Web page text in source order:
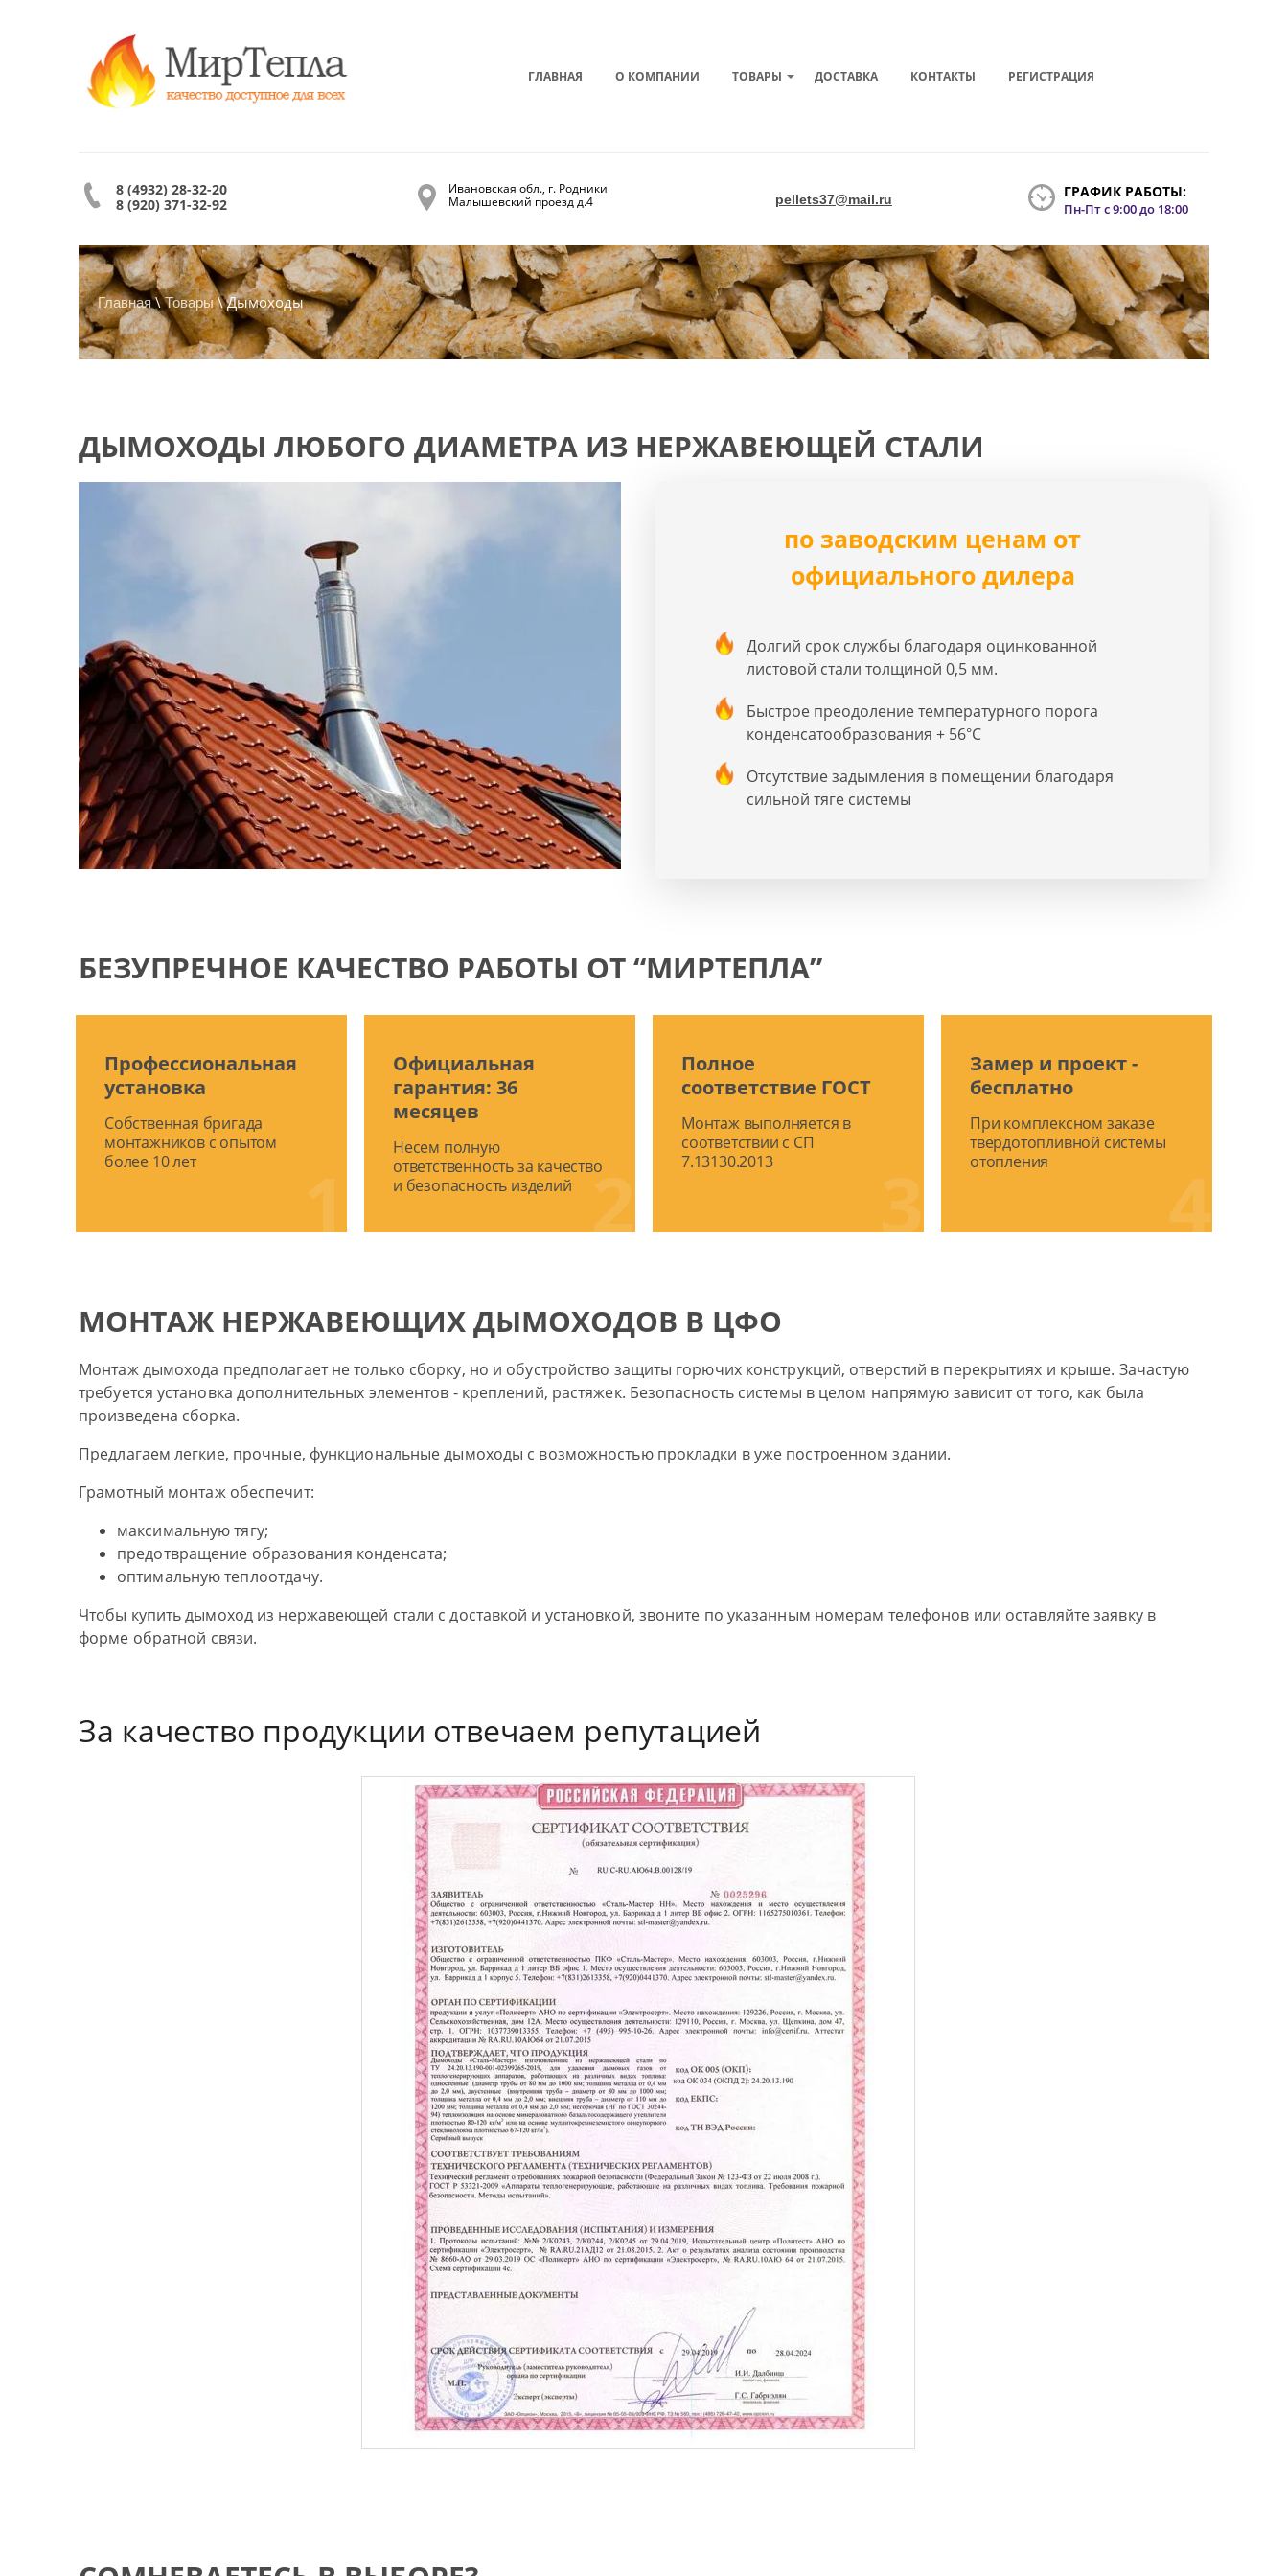
ГЛАВНАЯ О КОМПАНИИ ТОВАРЫ ДОСТАВКА КОНТАКТЫ РЕГИСТРАЦИЯ
8 (4932) 28-32-20
8 (920) 371-32-92
Ивановская обл., г. Родники
Малышевский проезд д.4
pellets37@mail.ru ГРАФИК РАБОТЫ:
Пн-Пт с 9:00 до 18:00
Главная\Товары\ Дымоходы
ДЫМОХОДЫ ЛЮБОГО ДИАМЕТРА ИЗ НЕРЖАВЕЮЩЕЙ СТАЛИ
по заводским ценам от
официального дилера
Долгий срок службы благодаря оцинкованной
листовой стали толщиной 0,5 мм.
Быстрое преодоление температурного порога
конденсатообразования + 56°С
Отсутствие задымления в помещении благодаря
сильной тяге системы
БЕЗУПРЕЧНОЕ КАЧЕСТВО РАБОТЫ ОТ “МИРТЕПЛА”
Профессиональная
установка
Собственная бригада
монтажников с опытом
более 10 лет
1
Официальная
гарантия: 36
месяцев
Несем полную
ответственность за качество
и безопасность изделий
2
Полное
соответствие ГОСТ
Монтаж выполняется в
соответствии с СП
7.13130.2013
3
Замер и проект -
бесплатно
При комплексном заказе
твердотопливной системы
отопления
4
МОНТАЖ НЕРЖАВЕЮЩИХ ДЫМОХОДОВ В ЦФО
Монтаж дымохода предполагает не только сборку, но и обустройство защиты горючих конструкций, отверстий в перекрытиях и крыше. Зачастую
требуется установка дополнительных элементов - креплений, растяжек. Безопасность системы в целом напрямую зависит от того, как была
произведена сборка.
Предлагаем легкие, прочные, функциональные дымоходы с возможностью прокладки в уже построенном здании.
Грамотный монтаж обеспечит:
максимальную тягу;
предотвращение образования конденсата;
оптимальную теплоотдачу.
Чтобы купить дымоход из нержавеющей стали с доставкой и установкой, звоните по указанным номерам телефонов или оставляйте заявку в
форме обратной связи.
За качество продукции отвечаем репутацией